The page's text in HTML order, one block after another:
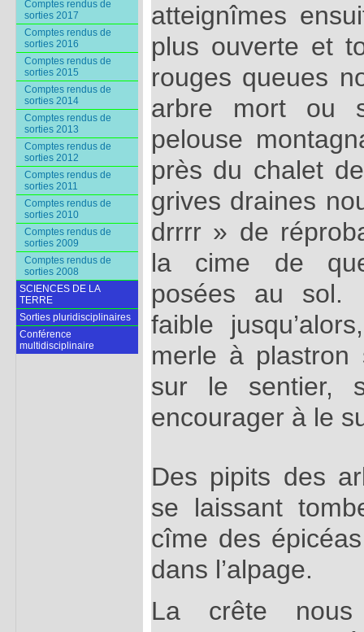
atteignîmes
plus ouverte et
rouges queues
arbre mort ou
pelouse
près du chalet
grives draines
drrrr » de
la cime de
posées au sol.
faible
merle à plastron
sur le sentier,
encourager à le
Des pipits des
se laissant
cîme des
dans l’alpage.
La crête
Comptes rendus de
sorties 2017
Comptes rendus de
sorties 2016
Comptes rendus de
sorties 2015
Comptes rendus de
sorties 2014
Comptes rendus de
sorties 2013
Comptes rendus de
sorties 2012
Comptes rendus de
sorties 2011
Comptes rendus de
sorties 2010
Comptes rendus de
sorties 2009
Comptes rendus de
sorties 2008
SCIENCES DE LA
TERRE
Sorties pluridisciplinaires
Conférence
multidisciplinaire